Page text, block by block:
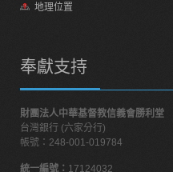
地理位置
奉獻支持
財團法人中華基督教信義會勝利堂
台灣銀行 (六家分行)
帳號：248-001-019784
統一編號： 17124032